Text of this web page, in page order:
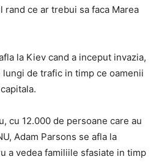
rand ce ar trebui sa faca Marea
la Kiev cand a inceput invazia,
de trafic in timp ce oamenii
cu 12.000 de persoane care au
Adam Parsons se afla la
a vedea familiile sfasiate in timp